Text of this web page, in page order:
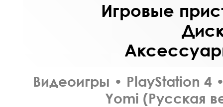
Игровые
Видеоигры • PlayStation 4
Yomi (Русская